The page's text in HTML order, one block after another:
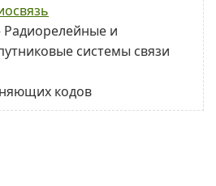
и
системы связи
кодов